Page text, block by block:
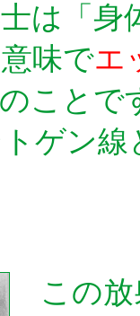
は「
味でエ
こと
ゲン
この放